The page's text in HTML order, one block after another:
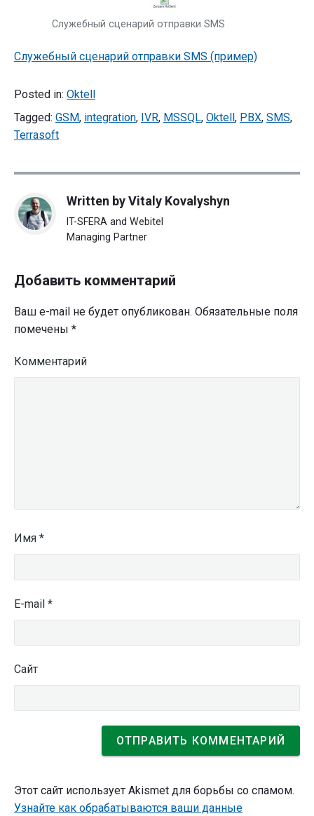
Служебный сценарий отправки SMS
Служебный сценарий отправки SMS (пример)
Posted in: Oktell
Tagged: GSM, integration, IVR, MSSQL, Oktell, PBX, SMS,
Terrasoft
Written byVitaly Kovalyshyn
IT-SFERA and Webitel
Managing Partner
Добавить комментарий
Ваш e-mail не будет опубликован. Обязательные поля
помечены *
Комментарий
Имя *
E-mail *
Сайт
Этот сайт использует Akismet для борьбы со спамом.
Узнайте как обрабатываются ваши данные